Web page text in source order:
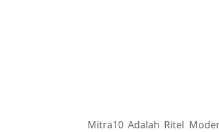
Mitra10 Adalah Ritel